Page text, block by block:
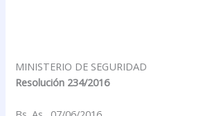
MINISTERIO DE SEGURIDAD
Resolución 234/2016